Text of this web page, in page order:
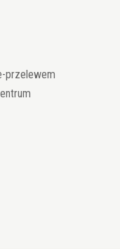
przelewem